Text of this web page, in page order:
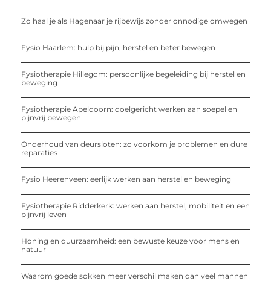
Zo haal je als Hagenaar je rijbewijs zonder onnodige omwegen
Fysio Haarlem: hulp bij pijn, herstel en beter bewegen
Fysiotherapie Hillegom: persoonlijke begeleiding bij herstel en
beweging
Fysiotherapie Apeldoorn: doelgericht werken aan soepel en
pijnvrij bewegen
Onderhoud van deursloten: zo voorkom je problemen en dure
reparaties
Fysio Heerenveen: eerlijk werken aan herstel en beweging
Fysiotherapie Ridderkerk: werken aan herstel, mobiliteit en een
pijnvrij leven
Honing en duurzaamheid: een bewuste keuze voor mens en
natuur
Waarom goede sokken meer verschil maken dan veel mannen